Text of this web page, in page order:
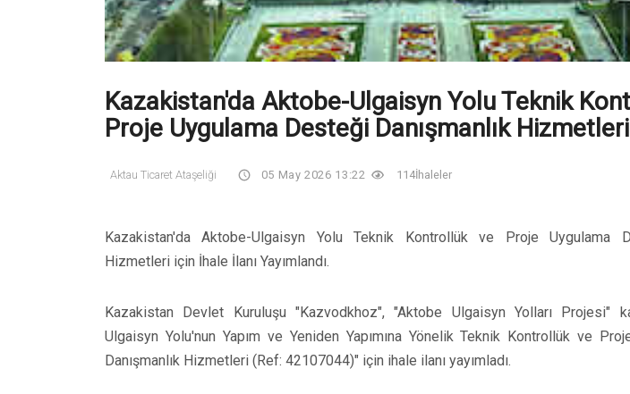
Kazakistan'da Aktobe-Ulgaisyn Yolu Teknik
Proje Uygulama Desteği Danışmanlık
Aktau Ticaret Ataşeliği 05 May 2026 13:22 114İhaleler
Kazakistan'da Aktobe-Ulgaisyn Yolu Teknik Kontrollük ve Proje Uygulama
Hizmetleri için İhale İlanı Yayımlandı.
Kazakistan Devlet Kuruluşu "Kazvodkhoz", "Aktobe Ulgaisyn Yolları Projesi"
Ulgaisyn Yolu'nun Yapım ve Yeniden Yapımına Yönelik Teknik Kontrollük ve
Danışmanlık Hizmetleri (Ref: 42107044)" için ihale ilanı yayımladı.